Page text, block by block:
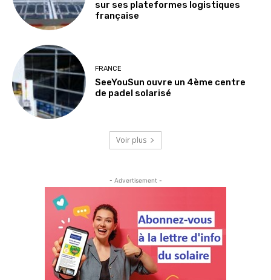
sur ses plateformes logistiques
française
FRANCE
SeeYouSun ouvre un 4ème centre
de padel solarisé
Voir plus
- Advertisement -